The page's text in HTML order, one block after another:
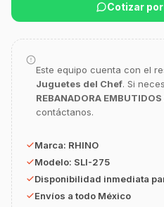
Cotizar
Este equipo cuenta con el
Juguetes del Chef. Si
REBANADORA
contáctanos.
Marca: RHINO
Modelo: SLI-275
Disponibilidad inmediata
Envíos a todo México
¡Hola Chef! 🍳 Soy
de cocina
¿En qué te puedo
equipamiento o
Buscar estufas
Ver uniformes y
Métodos de envío y